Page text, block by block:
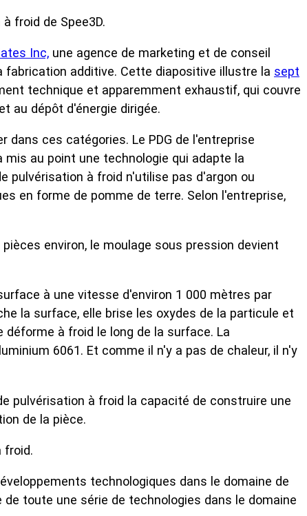
froid de Spee3D.
Inc, une agence de marketing et de conseil
fabrication additive. Cette diapositive illustre la sept
technique et apparemment exhaustif, qui couvre
au dépôt d'énergie dirigée.
ces catégories. Le PDG de l'entreprise
au point une technologie qui adapte la
pulvérisation à froid n'utilise pas d'argon ou
en forme de pomme de terre. Selon l'entreprise,
environ, le moulage sous pression devient
à une vitesse d'environ 1 000 mètres par
la surface, elle brise les oxydes de la particule et
à froid le long de la surface. La
6061. Et comme il n'y a pas de chaleur, il n'y
pulvérisation à froid la capacité de construire une
de la pièce.
froid.
technologiques dans le domaine de
toute une série de technologies dans le domaine